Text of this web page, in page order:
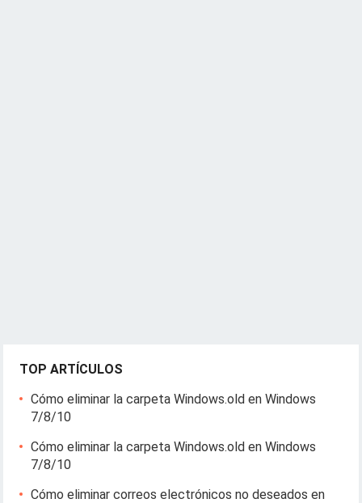
TOP ARTÍCULOS
Cómo eliminar la carpeta Windows.old en Windows
7/8/10
Cómo eliminar la carpeta Windows.old en Windows
7/8/10
Cómo eliminar correos electrónicos no deseados en